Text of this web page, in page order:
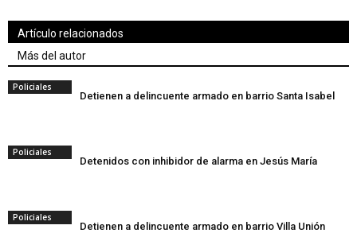
Artículo relacionados
Más del autor
Policiales
Detienen a delincuente armado en barrio Santa Isabel
Policiales
Detenidos con inhibidor de alarma en Jesús María
Policiales
Detienen a delincuente armado en barrio Villa Unión